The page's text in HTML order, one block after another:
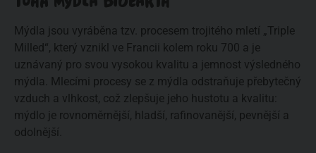
Mýdla jsou vyráběna tzv. procesem trojitého mletí „Triple
Milled“, který vznikl ve Francii kolem roku 700 a je
uznávaný pro svou vysokou kvalitu a jemnost výsledného
mýdla. Mlecími procesy se z mýdla odstraňuje přebytečný
vzduch a vlhkost, což zlepšuje jeho hustotu a kvalitu:
mýdlo je rovnoměrnější, hladší, rafinovanější, pevnější a
odolnější.